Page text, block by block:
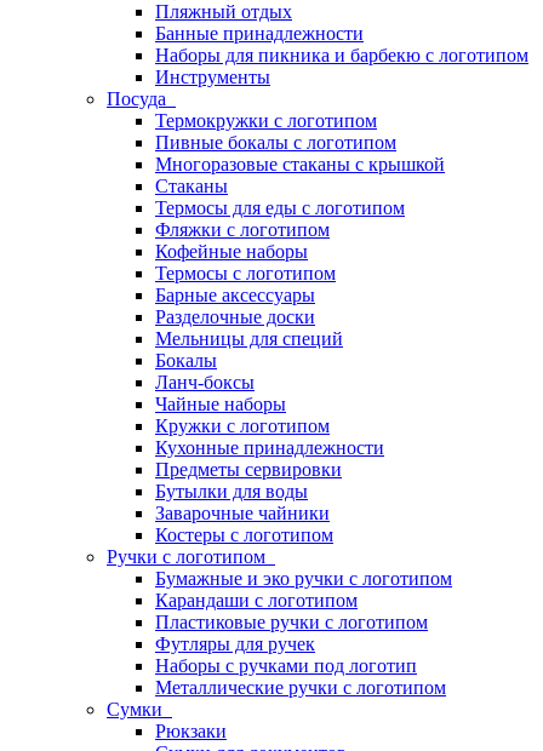
Пляжный отдых
Банные принадлежности
Наборы для пикника и барбекю с логотипом
Инструменты
Посуда
Термокружки с логотипом
Пивные бокалы с логотипом
Многоразовые стаканы с крышкой
Стаканы
Термосы для еды с логотипом
Фляжки с логотипом
Кофейные наборы
Термосы с логотипом
Барные аксессуары
Разделочные доски
Мельницы для специй
Бокалы
Ланч-боксы
Чайные наборы
Кружки с логотипом
Кухонные принадлежности
Предметы сервировки
Бутылки для воды
Заварочные чайники
Костеры с логотипом
Ручки с логотипом
Бумажные и эко ручки с логотипом
Карандаши с логотипом
Пластиковые ручки с логотипом
Футляры для ручек
Наборы с ручками под логотип
Металлические ручки с логотипом
Сумки
Рюкзаки